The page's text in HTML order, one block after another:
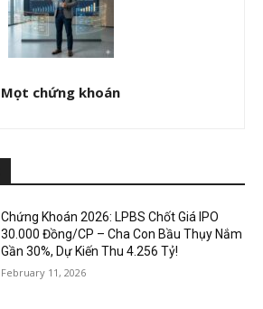
Mọt chứng khoán
Chứng Khoán 2026: LPBS Chốt Giá IPO
30.000 Đồng/CP – Cha Con Bầu Thụy Nắm
Gần 30%, Dự Kiến Thu 4.256 Tỷ!
February 11, 2026